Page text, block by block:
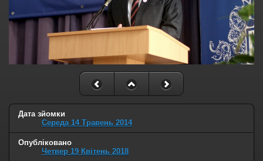
Дата зйомки
Середа 14 Травень 2014
Опубліковано
Четвер 19 Квітень 2018